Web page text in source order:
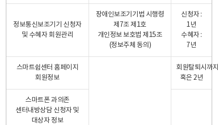
정보통신보조기기 신청자
및 수혜자 회원관리
장애인보조기기법 시행령
제7조 제1호
개인정보 보호법 제15조
(정보주체 동의)
신청자 :
1년
수혜자 :
7년
스마트쉼센터 홈페이지
회원정보
회원탈퇴시까
혹은 2년
스마트폰 과의존
센터내방상담 신청자 및
대상자 정보